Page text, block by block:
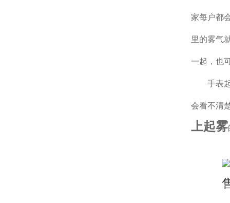
家每户都
里的雾气
一起，也
手表起
会看不清
上起雾